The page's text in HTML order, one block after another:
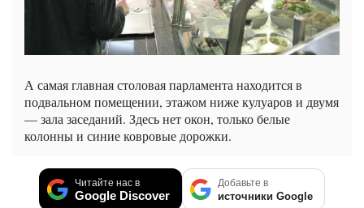
А самая главная столовая парламента находится в
подвальном помещении, этажом ниже кулуаров и двумя
— зала заседаний. Здесь нет окон, только белые
колонны и синие ковровые дорожки.
Читайте нас в
Google Discover
Добавьте в
источники Google